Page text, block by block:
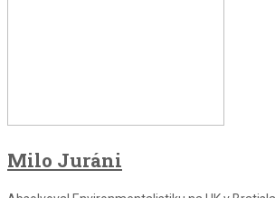
Milo Juráni